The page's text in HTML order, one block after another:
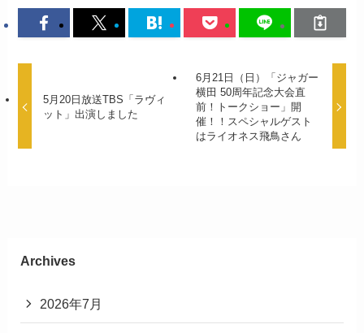
5月20日放送TBS「ラヴィ
ット」出演しました
6月21日（日）「ジャガー
横田 50周年記念大会直
前！トークショー」開
催！！スペシャルゲスト
はライオネス飛鳥さん
Archives
2026年7月